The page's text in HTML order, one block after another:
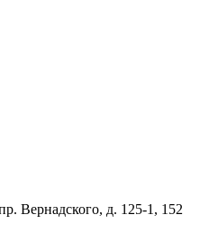
Вернадского, д. 125-1, 152